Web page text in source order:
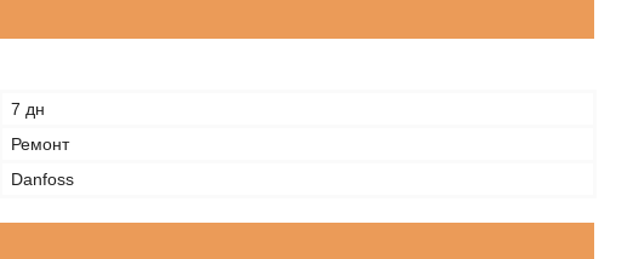
7 дн
Ремонт
Danfoss